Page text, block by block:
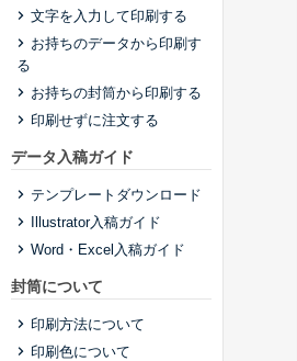
文字を入力して印刷する
お持ちのデータから印刷す
る
お持ちの封筒から印刷する
印刷せずに注文する
データ入稿ガイド
テンプレートダウンロード
Illustrator入稿ガイド
Word・Excel入稿ガイド
封筒について
印刷方法について
印刷色について